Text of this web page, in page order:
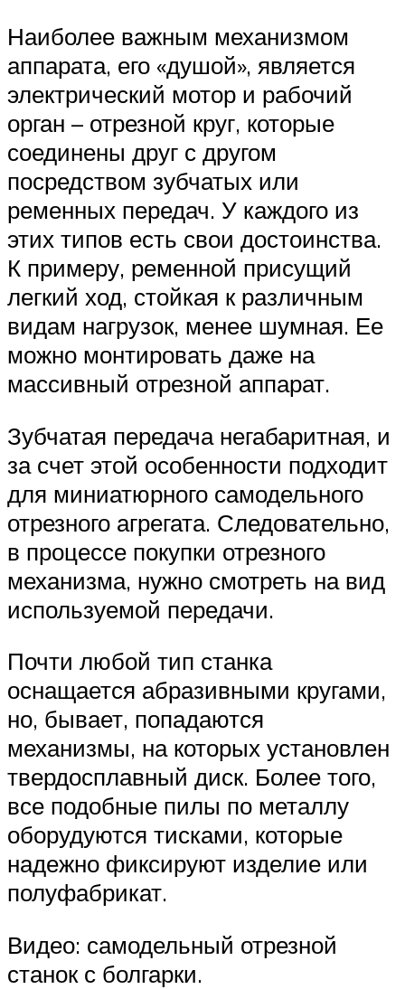
Наиболее важным механизмом
аппарата, его «душой», является
электрический мотор и рабочий
орган – отрезной круг, которые
соединены друг с другом
посредством зубчатых или
ременных передач. У каждого из
этих типов есть свои достоинства.
К примеру, ременной присущий
легкий ход, стойкая к различным
видам нагрузок, менее шумная. Ее
можно монтировать даже на
массивный отрезной аппарат.
Зубчатая передача негабаритная, и
за счет этой особенности подходит
для миниатюрного самодельного
отрезного агрегата. Следовательно,
в процессе покупки отрезного
механизма, нужно смотреть на вид
используемой передачи.
Почти любой тип станка
оснащается абразивными кругами,
но, бывает, попадаются
механизмы, на которых установлен
твердосплавный диск. Более того,
все подобные пилы по металлу
оборудуются тисками, которые
надежно фиксируют изделие или
полуфабрикат.
Видео: самодельный отрезной
станок с болгарки.